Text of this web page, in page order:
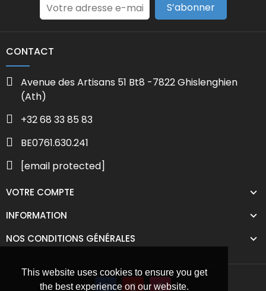
This website uses cookies to ensure you get
the best experience on our website.
S’abonner
CONTACT
Avenue des Artisans 51 Bt8 -7822 Ghislenghien
(Ath)
+32 68 33 85 83
BE0761.630.241
[email protected]
VOTRE COMPTE
INFORMATION
NOS CONDITIONS GÉNÉRALES